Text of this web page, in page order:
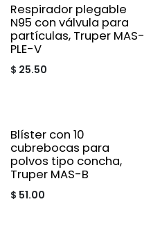
Respirador plegable
N95 con válvula para
partículas, Truper MAS-
PLE-V
$ 25.50
Blíster con 10
cubrebocas para
polvos tipo concha,
Truper MAS-B
$ 51.00